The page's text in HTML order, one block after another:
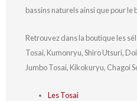
bassins naturels ainsi que pour le
Retrouvez dans la boutique les
Tosai, Kumonryu, Shiro Utsuri,
Jumbo Tosai, Kikokuryu, Chagoi
Les Tosai